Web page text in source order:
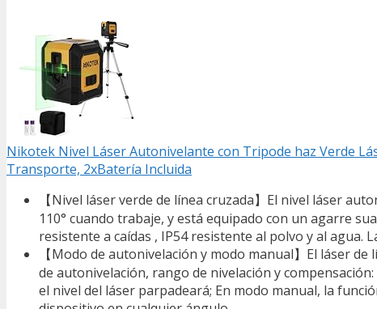
Nikotek Nivel Láser Autonivelante con Tripode haz Verde
Transporte, 2xBatería Incluida
【Nivel láser verde de línea cruzada】El nivel láser
110° cuando trabaje, y está equipado con un agarre
resistente a caídas , IP54 resistente al polvo y al agua.
【Modo de autonivelación y modo manual】El láser
de autonivelación, rango de nivelación y
el nivel del láser parpadeará; En modo manual, la